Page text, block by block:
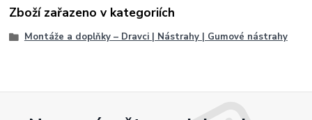
Zboží zařazeno v kategoriích
Montáže a doplňky – Dravci | Nástrahy | Gumové nástrahy